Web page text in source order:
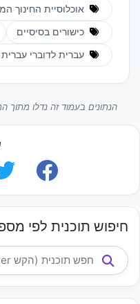
אוכלוסיית החינוך
כישורים בסיסיים
עברית לדוברי
הנתונים בעמוד זה נדלו
חיפוש תוכנית לפי